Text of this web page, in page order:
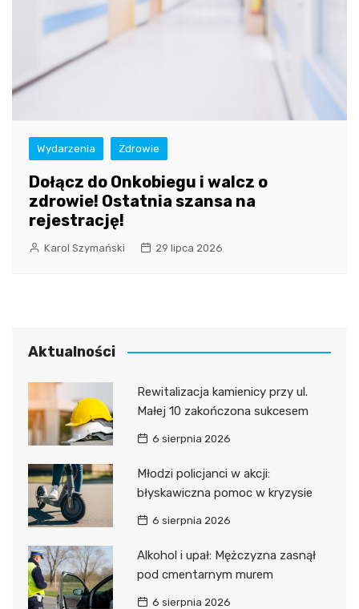
Wydarzenia Zdrowie
Dołącz do Onkobiegu i walcz o
zdrowie! Ostatnia szansa na
rejestrację!
Karol Szymański 29 lipca 2026
Aktualności
Rewitalizacja kamienicy przy ul.
Małej 10 zakończona sukcesem
6 sierpnia 2026
Młodzi policjanci w akcji:
błyskawiczna pomoc w kryzysie
6 sierpnia 2026
Alkohol i upał: Mężczyzna zasnął
pod cmentarnym murem
6 sierpnia 2026